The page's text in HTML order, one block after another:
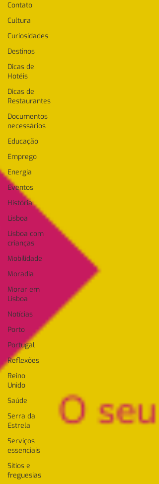
Contato
Cultura
Curiosidades
Destinos
Dicas de
Hotéis
Dicas de
Restaurantes
Documentos
necessários
Educação
Emprego
Energia
Eventos
História
Lisboa
Lisboa com
crianças
Mobilidade
Moradia
Morar em
Lisboa
Notícias
Porto
Portugal
Reflexões
Reino
Unido
Saúde
Serra da
Estrela
Serviços
essenciais
Sítios e
freguesias